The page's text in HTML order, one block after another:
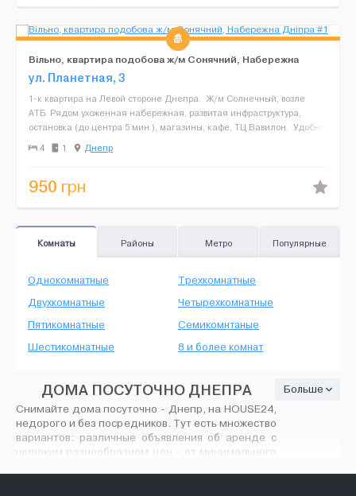
Вільно, квартира подобова ж/м Сонячний, Набережна
Дніпра
ул. Планетная, 3
1-к квартира на Левой стороне Днепра. Ж/м Солнечный, возле
АТБ. Рядом ухоженная набережная, развитая инфраструктура,
остановка (до центра 5 мин.), магазины, кафе, ТЦ Вавилон. Удобно
добираться к МРЭО, в клинику Ра...
4 1 Днепр
950 грн
Комнаты Районы Метро Популярные
Однокомнатные
Двухкомнатные
Трехкомнатные
Четырехкомнатные
Пятикомнатные
Шестикомнатные
Семикомнтаные
8 и более комнат
ДОМА ПОСУТОЧНО ДНЕПРА
Снимайте дома посуточно - Днепр, на HOUSE24,
недорого и без посредников. Тут есть множество
вариантов: различные объявления об аренде с
широким разнообразием цен - от минимального
Больше